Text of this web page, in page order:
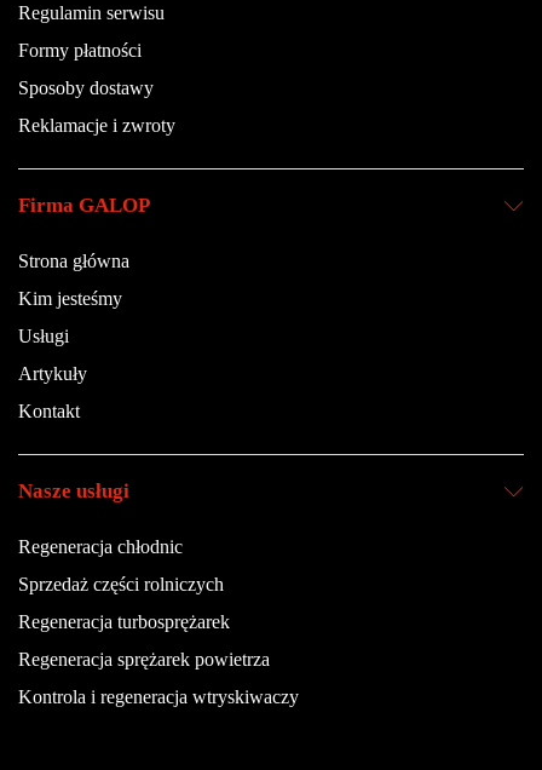
Regulamin serwisu
Formy płatności
Sposoby dostawy
Reklamacje i zwroty
Firma GALOP
Strona główna
Kim jesteśmy
Usługi
Artykuły
Kontakt
Nasze usługi
Regeneracja chłodnic
Sprzedaż części rolniczych
Regeneracja turbosprężarek
Regeneracja sprężarek powietrza
Kontrola i regeneracja wtryskiwaczy